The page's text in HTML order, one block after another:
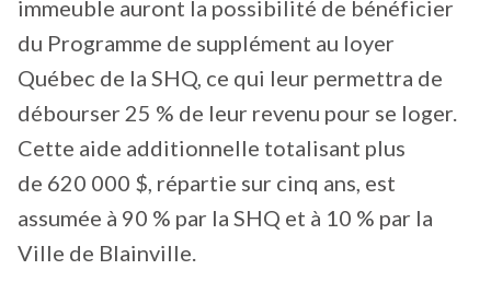
immeuble auront la possibilité de bénéficier
du Programme de supplément au loyer
Québec de la SHQ, ce qui leur permettra de
débourser 25 % de leur revenu pour se loger.
Cette aide additionnelle totalisant plus
de 620 000 $, répartie sur cinq ans, est
assumée à 90 % par la SHQ et à 10 % par la
Ville de Blainville.